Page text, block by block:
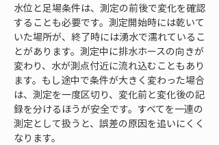
水位と足場条件は、測定の前後で変化を確認
することも必要です。測定開始時には乾いて
いた場所が、終了時には湧水で濡れているこ
とがあります。測定中に排水ホースの向きが
変わり、水が測点付近に流れ込むこともあり
ます。もし途中で条件が大きく変わった場合
は、測定を一度区切り、変化前と変化後の記
録を分けるほうが安全です。すべてを一連の
測定として扱うと、誤差の原因を追いにくく
なります。